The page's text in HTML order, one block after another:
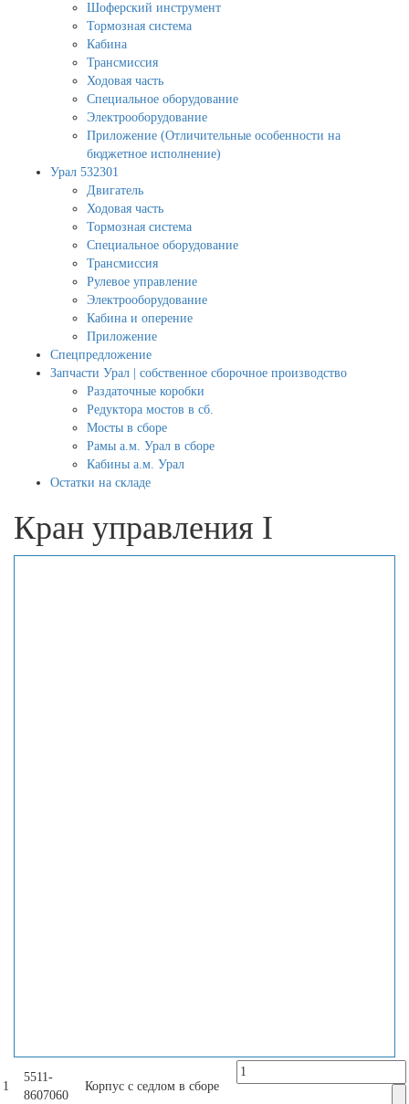
Шоферский инструмент
Тормозная система
Кабина
Трансмиссия
Ходовая часть
Специальное оборудование
Электрооборудование
Приложение (Отличительные особенности на
бюджетное исполнение)
Урал 532301
Двигатель
Ходовая часть
Тормозная система
Специальное оборудование
Трансмиссия
Рулевое управление
Электрооборудование
Кабина и оперение
Приложение
Спецпредложение
Запчасти Урал | собственное сборочное производство
Раздаточные коробки
Редуктора мостов в сб.
Мосты в сборе
Рамы а.м. Урал в сборе
Кабины а.м. Урал
Остатки на складе
Кран управления I
1
5511-
8607060
Корпус с седлом в сборе